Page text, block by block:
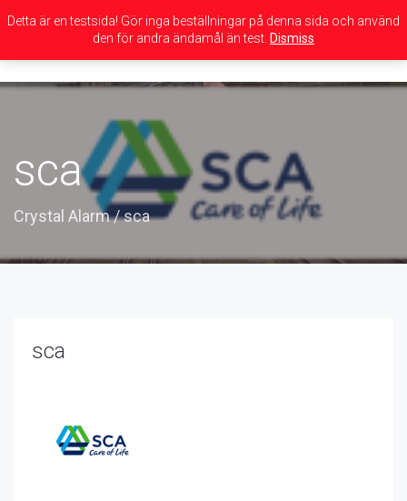
navigation
sca
Crystal Alarm/sca
sca
Detta är en testsida! Gör inga beställningar på denna sida och använd
den för andra ändamål än test. Dismiss